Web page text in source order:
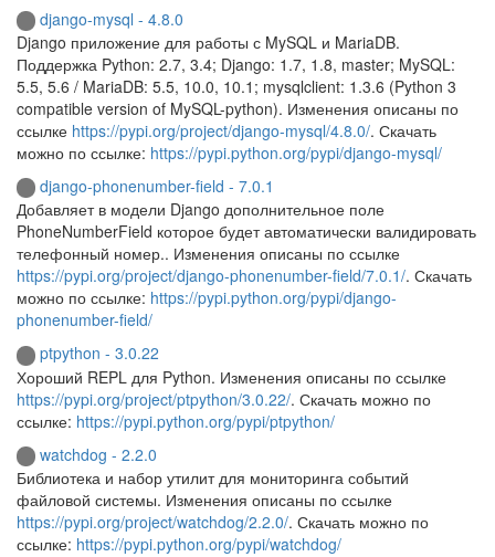
django-mysql - 4.8.0
Django приложение для работы с MySQL и MariaDB.
Поддержка Python: 2.7, 3.4; Django: 1.7, 1.8, master; MySQL:
5.5, 5.6 / MariaDB: 5.5, 10.0, 10.1; mysqlclient: 1.3.6 (Python 3
compatible version of MySQL-python). Изменения описаны по
ссылке https://pypi.org/project/django-mysql/4.8.0/. Скачать
можно по ссылке: https://pypi.python.org/pypi/django-mysql/
django-phonenumber-field - 7.0.1
Добавляет в модели Django дополнительное поле
PhoneNumberField которое будет автоматически валидировать
телефонный номер.. Изменения описаны по ссылке
https://pypi.org/project/django-phonenumber-field/7.0.1/. Скачать
можно по ссылке: https://pypi.python.org/pypi/django-
phonenumber-field/
ptpython - 3.0.22
Хороший REPL для Python. Изменения описаны по ссылке
https://pypi.org/project/ptpython/3.0.22/. Скачать можно по
ссылке: https://pypi.python.org/pypi/ptpython/
watchdog - 2.2.0
Библиотека и набор утилит для мониторинга событий
файловой системы. Изменения описаны по ссылке
https://pypi.org/project/watchdog/2.2.0/. Скачать можно по
ссылке: https://pypi.python.org/pypi/watchdog/